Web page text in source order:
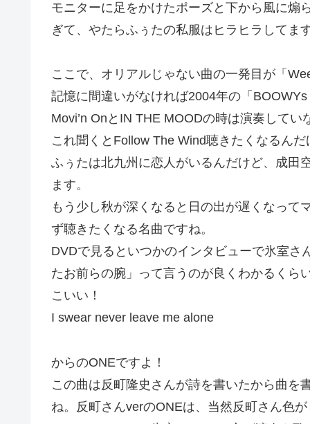
モニターに足をかけたポーズと下から風に煽
ぎて、やたらふぅたの私服はヒラヒラしてま
ここで、オリアルじゃない曲の一発目が「
記憶に間違いがなければ2004年の「
Movi’n OnとIN THE MOODの時は演奏してい
これ聞くとFollow The Wind聴きたくなるん
ふぅたは北九州に恋人がいるんだけど、成田
ます。
もう少し秋が深くなると日の出が遅くなって
ず聴きたくなる名曲ですね。
DVDで見るといつかのインタビューで氷室
たお前らの腕」って言うのが良くわかるくら
こいい！
I swear never leave me alone
からのONEですよ！
この曲は反町隆史さんが詩を書いたから曲を
ね。反町さんverのONEは、当然反町さん色